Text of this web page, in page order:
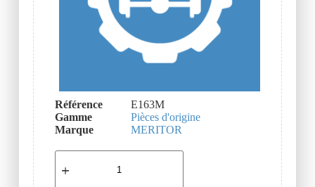
Référence
E163M
Gamme
Pièces d'origine
Marque
MERITOR